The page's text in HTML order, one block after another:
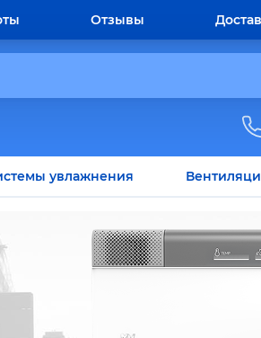
Отзывы
увлажнения